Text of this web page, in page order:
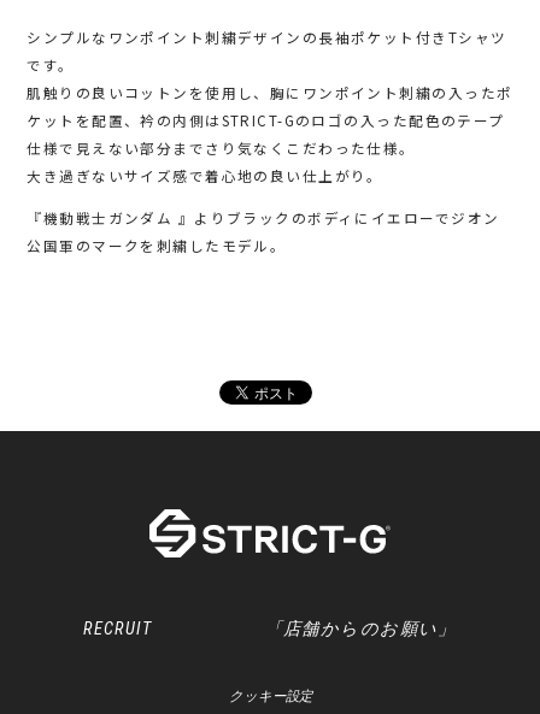
シンプルなワンポイント刺繍デザインの長袖ポケット付きTシャツ
です。
肌触りの良いコットンを使用し、胸にワンポイント刺繍の入ったポ
ケットを配置、衿の内側はSTRICT-Gのロゴの入った配色のテープ
仕様で見えない部分までさり気なくこだわった仕様。
大き過ぎないサイズ感で着心地の良い仕上がり。
『機動戦士ガンダム 』よりブラックのボディにイエローでジオン
公国軍のマークを刺繍したモデル。
RECRUIT 「店舗からのお願い」
クッキー設定